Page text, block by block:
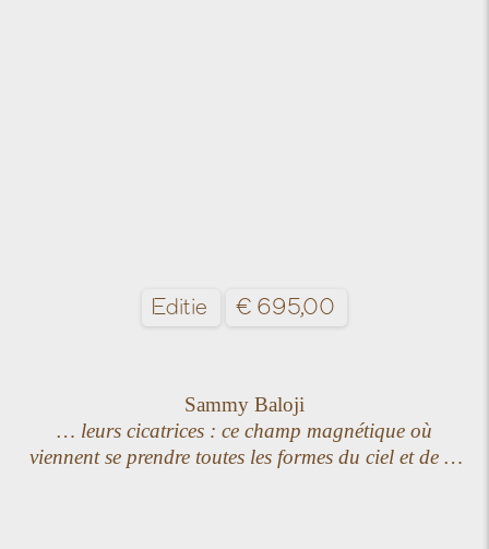
Editie €695,00
Sammy Baloji
… leurs cicatrices : ce champ magnétique où
viennent se prendre toutes les formes du ciel et de la